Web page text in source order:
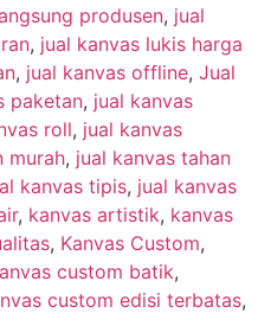
produsen, jual
, jual kanvas lukis harga
, jual kanvas offline, Jual
paketan, jual kanvas
roll, jual kanvas
murah, jual kanvas tahan
kanvas tipis, jual kanvas
, kanvas artistik, kanvas
, Kanvas Custom,
custom batik,
custom edisi terbatas,